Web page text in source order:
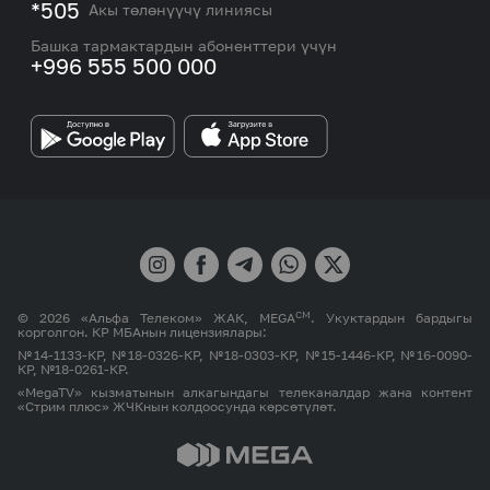
Номерди тандоо
Корпоративдик жана VIP кардарлар менен иштөө
боюнча бөлүмдүн кызматкерлеринин байланыш
маалыматтары.
MEGAда иште
MEGA бренди
*505 Акы төлөнүүчү линиясы
Башка тармактардын абоненттери үчүн
+996 555 500 000
© 2026 «Альфа Телеком» ЖАК, MEGAСМ. Укуктардын бардыгы
корголгон. КР МБАнын лицензиялары:
№14-1133-КР, №18-0326-КР, №18-0303-КР, №15-1446-КР, №16-0090-
КР, №18-0261-КР.
«MegaTV» кызматынын алкагындагы телеканалдар жана контент
«Стрим плюс» ЖЧКнын колдоосунда көрсөтүлөт.